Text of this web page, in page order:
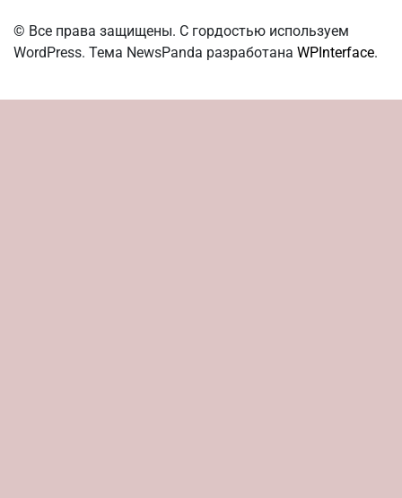
© Все права защищены. С гордостью используем
WordPress. Тема NewsPanda разработана WPInterface.